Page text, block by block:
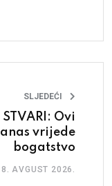
SLJEDEĆI
STVARI: Ovi
vrijede
bogatstvo
8. AVGUST 2026.